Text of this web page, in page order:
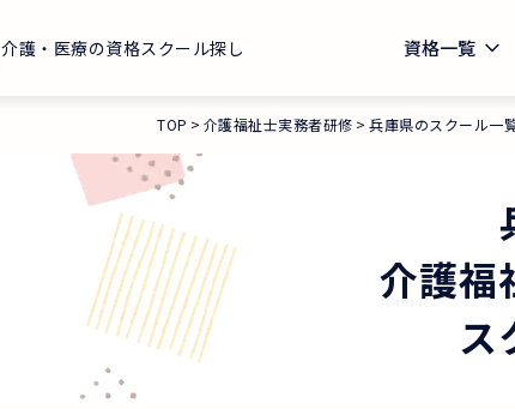
介護・医療の資格スクール探し 資格一覧
TOP 介護福祉士実務者研修 兵庫県のスクール一
介護福
ス